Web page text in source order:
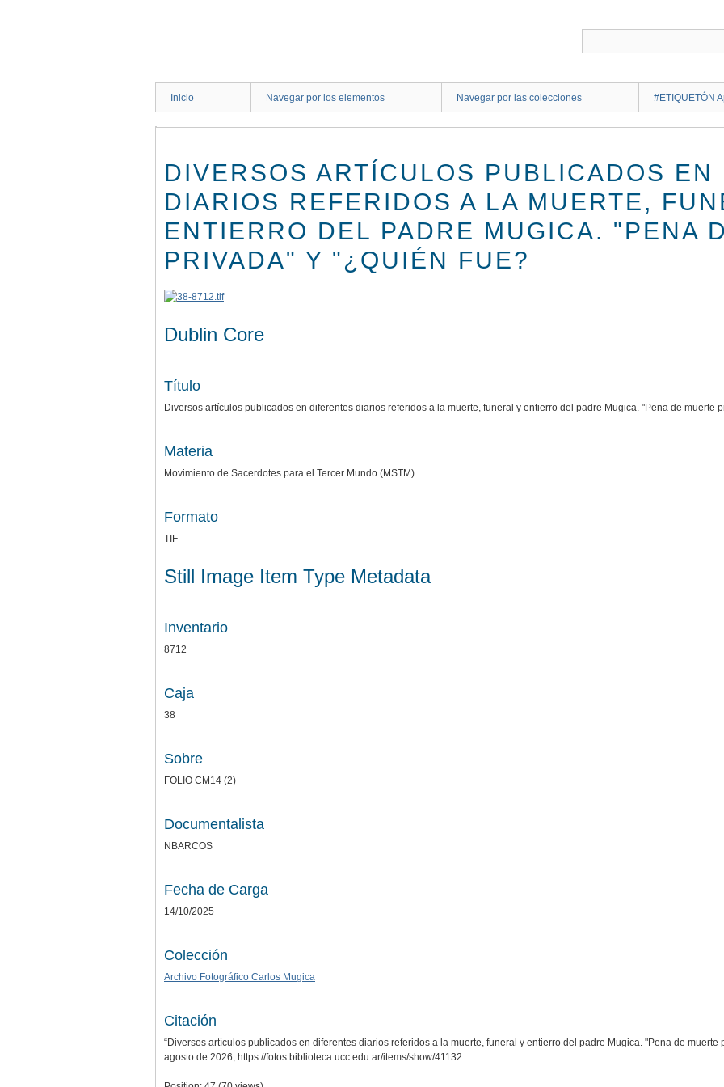
Inicio Navegar por los elementos Navegar por las colecciones #ETIQUETÓN
DIVERSOS ARTÍCULOS PUBLICADOS EN
DIARIOS REFERIDOS A LA MUERTE,
ENTIERRO DEL PADRE MUGICA. "PENA
PRIVADA" Y "¿QUIÉN FUE?
Dublin Core
Título
Diversos artículos publicados en diferentes diarios referidos a la muerte, funeral y entierro del padre Mugica. "Pena de muerte
Materia
Movimiento de Sacerdotes para el Tercer Mundo (MSTM)
Formato
TIF
Still Image Item Type Metadata
Inventario
8712
Caja
38
Sobre
FOLIO CM14 (2)
Documentalista
NBARCOS
Fecha de Carga
14/10/2025
Colección
Archivo Fotográfico Carlos Mugica
Citación
“Diversos artículos publicados en diferentes diarios referidos a la muerte, funeral y entierro del padre Mugica. "Pena de muerte
agosto de 2026, https://fotos.biblioteca.ucc.edu.ar/items/show/41132.